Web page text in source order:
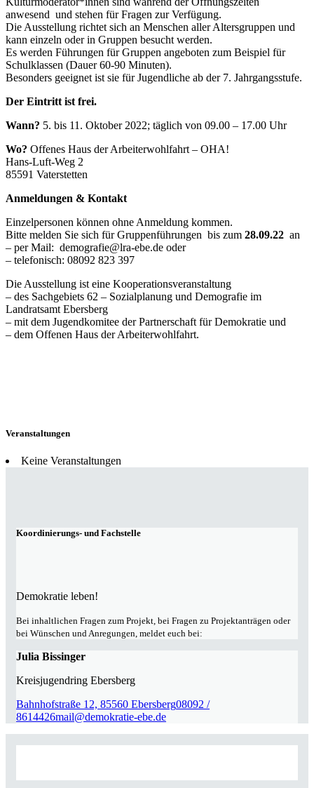
anwesend und stehen für Fragen zur Verfügung.
Die Ausstellung richtet sich an Menschen aller Altersgruppen und
kann einzeln oder in Gruppen besucht werden.
Es werden Führungen für Gruppen angeboten zum Beispiel für
Schulklassen (Dauer 60-90 Minuten).
Besonders geeignet ist sie für Jugendliche ab der 7. Jahrgangsstufe.
Der Eintritt ist frei.
Wann? 5. bis 11. Oktober 2022; täglich von 09.00 – 17.00 Uhr
Wo? Offenes Haus der Arbeiterwohlfahrt – OHA!
Hans-Luft-Weg 2
85591 Vaterstetten
Anmeldungen & Kontakt
Einzelpersonen können ohne Anmeldung kommen.
Bitte melden Sie sich für Gruppenführungen bis zum 28.09.22 an
– per Mail: demografie@lra-ebe.de oder
– telefonisch: 08092 823 397
Die Ausstellung ist eine Kooperationsveranstaltung
– des Sachgebiets 62 – Sozialplanung und Demografie im
Landratsamt Ebersberg
– mit dem Jugendkomitee der Partnerschaft für Demokratie und
– dem Offenen Haus der Arbeiterwohlfahrt.
Veranstaltungen
Keine Veranstaltungen
Koordinierungs- und Fachstelle
Demokratie leben!
Bei inhaltlichen Fragen zum Projekt, bei Fragen zu Projektanträgen oder
bei Wünschen und Anregungen, meldet euch bei:
Julia Bissinger
Kreisjugendring Ebersberg
Bahnhofstraße 12, 85560 Ebersberg08092 /
8614426mail@demokratie-ebe.de